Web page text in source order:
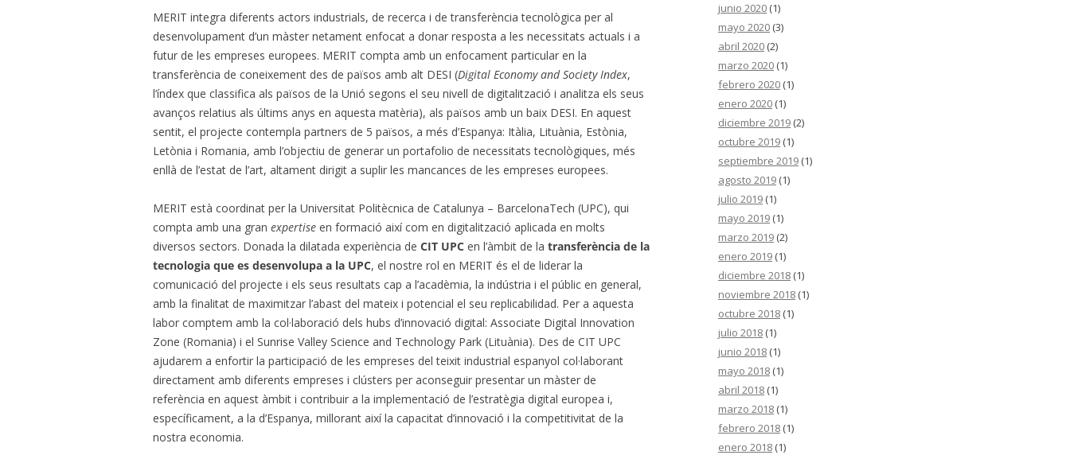
MERIT integra diferents actors industrials, de recerca i de transferència tecnològica per al
desenvolupament d’un màster netament enfocat a donar resposta a les necessitats actuals i a
futur de les empreses europees. MERIT compta amb un enfocament particular en la
transferència de coneixement des de països amb alt DESI (Digital Economy and Society Index,
l’índex que classifica als països de la Unió segons el seu nivell de digitalització i analitza els seus
avanços relatius als últims anys en aquesta matèria), als països amb un baix DESI. En aquest
sentit, el projecte contempla partners de 5 països, a més d’Espanya: Itàlia, Lituània, Estònia,
Letònia i Romania, amb l’objectiu de generar un portafolio de necessitats tecnològiques, més
enllà de l’estat de l’art, altament dirigit a suplir les mancances de les empreses europees.
MERIT està coordinat per la Universitat Politècnica de Catalunya – BarcelonaTech (UPC), qui
compta amb una gran expertise en formació així com en digitalització aplicada en molts
diversos sectors. Donada la dilatada experiència de CIT UPC en l’àmbit de la transferència de la
tecnologia que es desenvolupa a la UPC, el nostre rol en MERIT és el de liderar la
comunicació del projecte i els seus resultats cap a l’acadèmia, la indústria i el públic en general,
amb la finalitat de maximitzar l’abast del mateix i potencial el seu replicabilidad. Per a aquesta
labor comptem amb la col·laboració dels hubs d’innovació digital: Associate Digital Innovation
Zone (Romania) i el Sunrise Valley Science and Technology Park (Lituània). Des de CIT UPC
ajudarem a enfortir la participació de les empreses del teixit industrial espanyol col·laborant
directament amb diferents empreses i clústers per aconseguir presentar un màster de
referència en aquest àmbit i contribuir a la implementació de l’estratègia digital europea i,
específicament, a la d’Espanya, millorant així la capacitat d’innovació i la competitivitat de la
nostra economia.
junio 2020 (1)
mayo 2020 (3)
abril 2020 (2)
marzo 2020 (1)
febrero 2020 (1)
enero 2020 (1)
diciembre 2019 (2)
octubre 2019 (1)
septiembre 2019 (1)
agosto 2019 (1)
julio 2019 (1)
mayo 2019 (1)
marzo 2019 (2)
enero 2019 (1)
diciembre 2018 (1)
noviembre 2018 (1)
octubre 2018 (1)
julio 2018 (1)
junio 2018 (1)
mayo 2018 (1)
abril 2018 (1)
marzo 2018 (1)
febrero 2018 (1)
enero 2018 (1)